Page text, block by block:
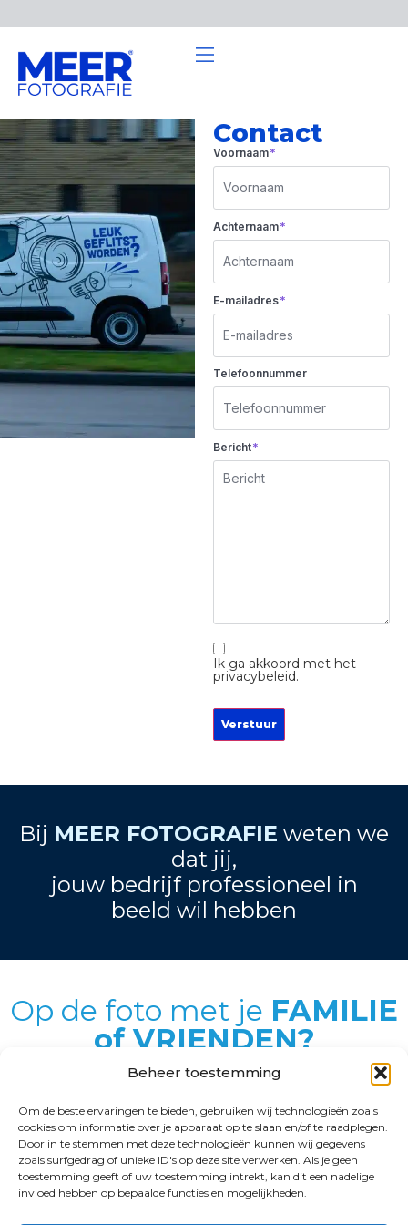
Beheer toestemming
Om de beste ervaringen te bieden, gebruiken wij technologieën zoals
cookies om informatie over je apparaat op te slaan en/of te raadplegen.
Door in te stemmen met deze technologieën kunnen wij gegevens
zoals surfgedrag of unieke ID's op deze site verwerken. Als je geen
toestemming geeft of uw toestemming intrekt, kan dit een nadelige
invloed hebben op bepaalde functies en mogelijkheden.
Contact
Voornaam*
Achternaam*
E-mailadres*
Telefoonnummer
Bericht*
Instemming
Ik ga akkoord met het
privacybeleid.
Verstuur
Bij MEER FOTOGRAFIE weten we
dat jij,
jouw bedrijf professioneel in
beeld wil hebben
Op de foto met je FAMILIE
of VRIENDEN?
PARTICULIER
MENU
Ons MEER
DIENSTEN
Bedrijf in beeld